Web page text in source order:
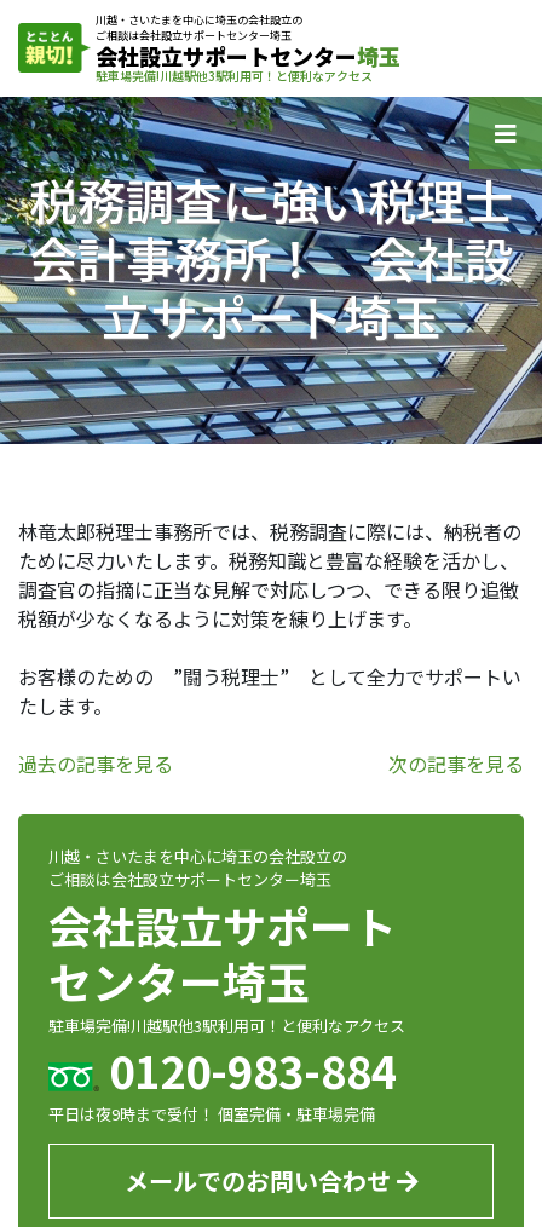
川越・さいたまを中心に埼玉の会社設立の
ご相談は会社設立サポートセンター埼玉
会社設立サポートセンター埼玉
駐車場完備!川越駅他3駅利用可！と便利なアクセス
税務調査に強い税理士
会計事務所！ 会社設
立サポート埼玉
川越・さいたまを中心に埼玉の会社設立の
ご相談は会社設立サポートセンター埼玉
会社設立サポート
センター埼玉
駐車場完備!川越駅他3駅利用可！と便利なアクセス
0120-983-884
平日は夜9時まで受付！ 個室完備・駐車場完備
メールでのお問い合わせ
林竜太郎税理士事務所では、税務調査に際には、納税者の
ために尽力いたします。税務知識と豊富な経験を活かし、
調査官の指摘に正当な見解で対応しつつ、できる限り追徴
税額が少なくなるように対策を練り上げます。
お客様のための ”闘う税理士” として全力でサポートい
たします。
過去の記事を見る
次の記事を見る